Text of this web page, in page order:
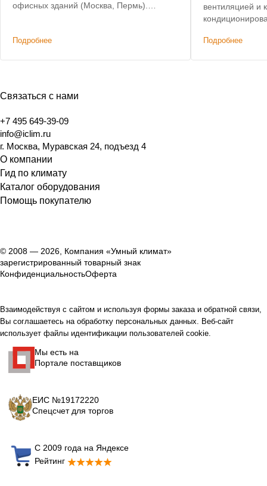
офисных зданий (Москва, Пермь).
Подробнее
вентиляцией и
технологии
Подробнее
Связаться с нами
+7 495 649-39-09
info@iclim.ru
г. Москва, Муравская 24, подъезд 4
О компании
Гид по климату
Каталог оборудования
Помощь покупателю
© 2008 — 2026, Компания «Умный климат»
зарегистрированный товарный знак
КонфиденциальностьОферта
Взаимодействуя с сайтом и используя формы заказа и обратной связи,
Вы соглашаетесь на обработку персональных данных. Веб-сайт
использует файлы идентификации пользователей cookie.
Мы есть на
Портале поставщиков
ЕИС №19172220
Спецсчет для торгов
С 2009 года на Яндексе
Рейтинг